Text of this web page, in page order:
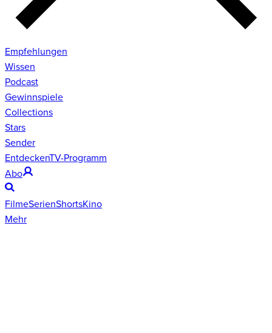
Empfehlungen
Wissen
Podcast
Gewinnspiele
Collections
Stars
Sender
EntdeckenTV-Programm
Abo
FilmeSerienShortsKino
Mehr